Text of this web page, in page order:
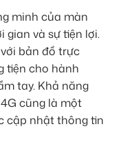
minh của màn
gian và sự tiện lợi.
bản đồ trực
tiện cho hành
tay. Khả năng
cũng là một
cập nhật thông tin